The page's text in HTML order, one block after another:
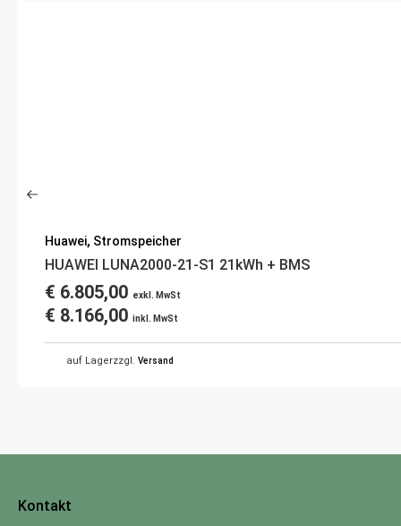
Huawei, Stromspeicher
HUAWEI LUNA2000-21-S1 21kWh + BMS
€ 6.805,00 exkl. MwSt
€ 8.166,00 inkl. MwSt
auf Lagerzzgl. Versand
Kontakt